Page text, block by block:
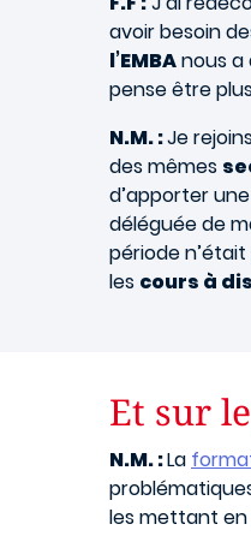
avoir besoin
l’EMBAnous a
pense être
N.M. :Je
des mêmes
d’apporter
déléguée de
période
les cours à
Et sur
N.M. :La
les mettant